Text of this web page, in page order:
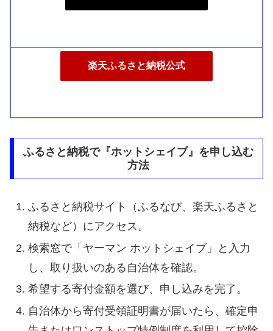
楽天ふるさと納税公式
ふるさと納税で『ホットシェイブ』を申し込む
方法
ふるさと納税サイト（ふるなび、楽天ふるさと
納税など）にアクセス。
検索窓で「ヤーマン ホットシェイブ」と入力
し、取り扱いのある自治体を確認。
希望する寄付金額を選び、申し込みを完了。
自治体から寄付受領証明書が届いたら、確定申